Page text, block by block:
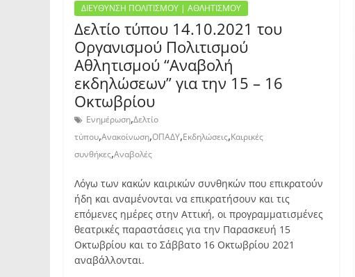
ΔΙΕΥΘΥΝΣΗ ΠΟΛΙΤΙΣΜΟΥ | ΑΘΛΗΤΙΣΜΟΥ
Δελτίο τύπου 14.10.2021 του
Οργανισμού Πολιτισμού
Αθλητισμού “Αναβολή
εκδηλώσεων” για την 15 – 16
Οκτωβρίου
Ενημέρωση,Δελτίο
τύπου,Ανακοίνωση,ΟΠΑΔΥ,Εκδηλώσεις,Καιρικές
συνθήκες,Αναβολές
Λόγω των κακών καιρικών συνθηκών που επικρατούν
ήδη και αναμένονται να επικρατήσουν και τις
επόμενες ημέρες στην Αττική, οι προγραμματισμένες
θεατρικές παραστάσεις για την Παρασκευή 15
Οκτωβρίου και το Σάββατο 16 Οκτωβρίου 2021
αναβάλλονται.